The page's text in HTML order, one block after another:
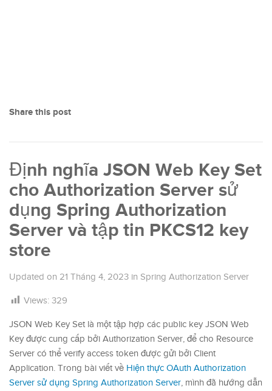
Share this post
Định nghĩa JSON Web Key Set
cho Authorization Server sử
dụng Spring Authorization
Server và tập tin PKCS12 key
store
Updated on 21 Tháng 4, 2023 in Spring Authorization Server
Views: 329
JSON Web Key Set là một tập hợp các public key JSON Web
Key được cung cấp bởi Authorization Server, để cho Resource
Server có thể verify access token được gửi bởi Client
Application. Trong bài viết về Hiện thực OAuth Authorization
Server sử dụng Spring Authorization Server, mình đã hướng dẫn